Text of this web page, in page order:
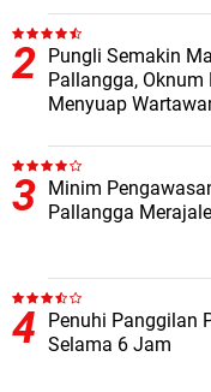
Pungli Semakin
Pallangga,
Menyuap
Minim
Pallangga
Penuhi Panggilan
Selama 6 Jam